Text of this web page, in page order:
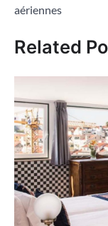
aériennes
Related